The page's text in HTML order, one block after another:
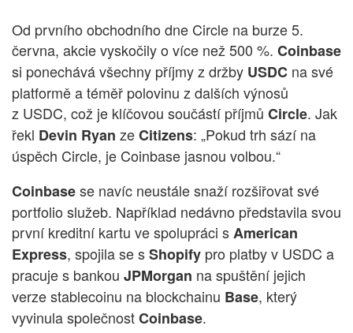
Od prvního obchodního dne Circle na burze 5.
června, akcie vyskočily o více než 500 %. Coinbase
si ponechává všechny příjmy z držby USDC na své
platformě a téměř polovinu z dalších výnosů
z USDC, což je klíčovou součástí příjmů Circle. Jak
řekl Devin Ryan zeCitizens: „Pokud trh sází na
úspěch Circle, je Coinbase jasnou volbou.“
Coinbasese navíc neustále snaží rozšiřovat své
portfolio služeb. Například nedávno představila svou
první kreditní kartu ve spolupráci sAmerican
Express, spojila se sShopify pro platby v USDC a
pracuje s bankou JPMorgan na spuštění jejich
verze stablecoinu na blockchainu Base, který
vyvinula společnostCoinbase.